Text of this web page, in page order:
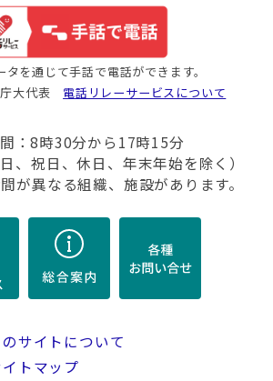
タを通じて手話で電話ができます。
大代表 電話リレーサービスについて
：8時30分から17時15分
、祝日、休日、年末年始を除く）
が異なる組織、施設があります。
のサイトについて
トマップ